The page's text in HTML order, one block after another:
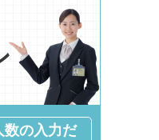
数の入力だ